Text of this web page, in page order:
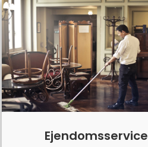
Ejendomsservice